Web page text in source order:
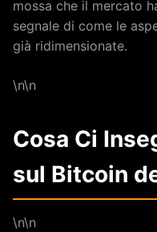
mossa che il mercato
segnale di come le
già ridimensionate.
\n\n
Cosa Ci
sul Bitcoin
\n\n